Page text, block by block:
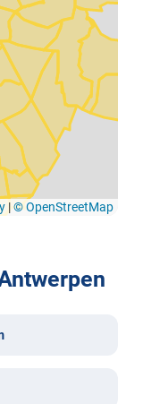
|© OpenStreetMap